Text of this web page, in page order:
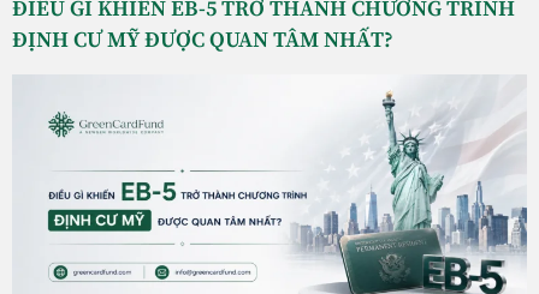
ĐIỀU GÌ KHIẾN EB-5 TRỞ THÀNH CHƯƠNG TRÌNH
ĐỊNH CƯ MỸ ĐƯỢC QUAN TÂM NHẤT?